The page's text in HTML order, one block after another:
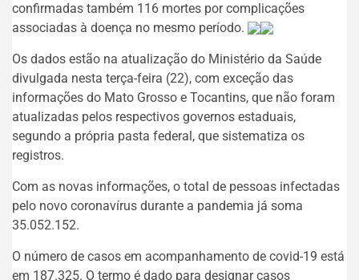
confirmadas também 116 mortes por complicações
associadas à doença no mesmo período.
Os dados estão na atualização do Ministério da Saúde
divulgada nesta terça-feira (22), com exceção das
informações do Mato Grosso e Tocantins, que não foram
atualizadas pelos respectivos governos estaduais,
segundo a própria pasta federal, que sistematiza os
registros.
Com as novas informações, o total de pessoas infectadas
pelo novo coronavírus durante a pandemia já soma
35.052.152.
O número de casos em acompanhamento de covid-19 está
em 187.325. O termo é dado para designar casos